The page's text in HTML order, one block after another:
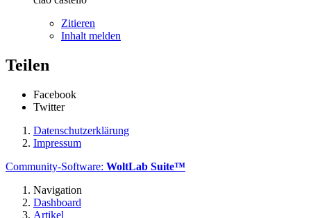
Zitieren
Inhalt melden
Teilen
Facebook
Twitter
Datenschutzerklärung
Impressum
Community-Software: WoltLab Suite™
Navigation
Dashboard
Artikel